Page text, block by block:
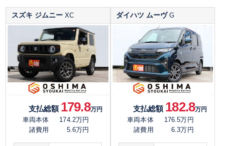
スズキ ジムニー XC
支払総額 179.8万円
車両本体
174.2万円
諸費用
5.6万円
ダイハツ ムーヴG
支払総額 182.8万円
車両本体
176.5万円
諸費用
6.3万円